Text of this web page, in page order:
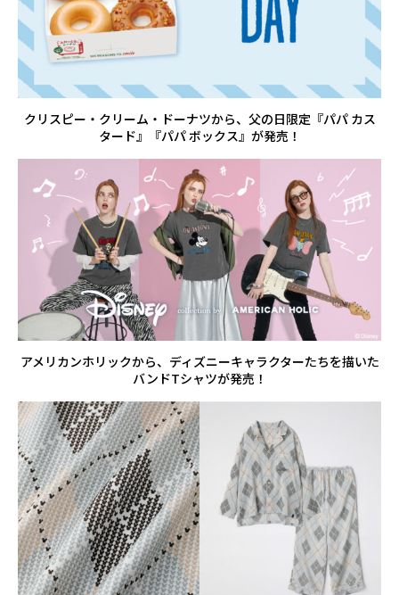
クリスピー・クリーム・ドーナツから、父の日限定『パパ カス
タード』『パパ ボックス』が発売！
アメリカンホリックから、ディズニーキャラクターたちを描いた
バンドTシャツが発売！